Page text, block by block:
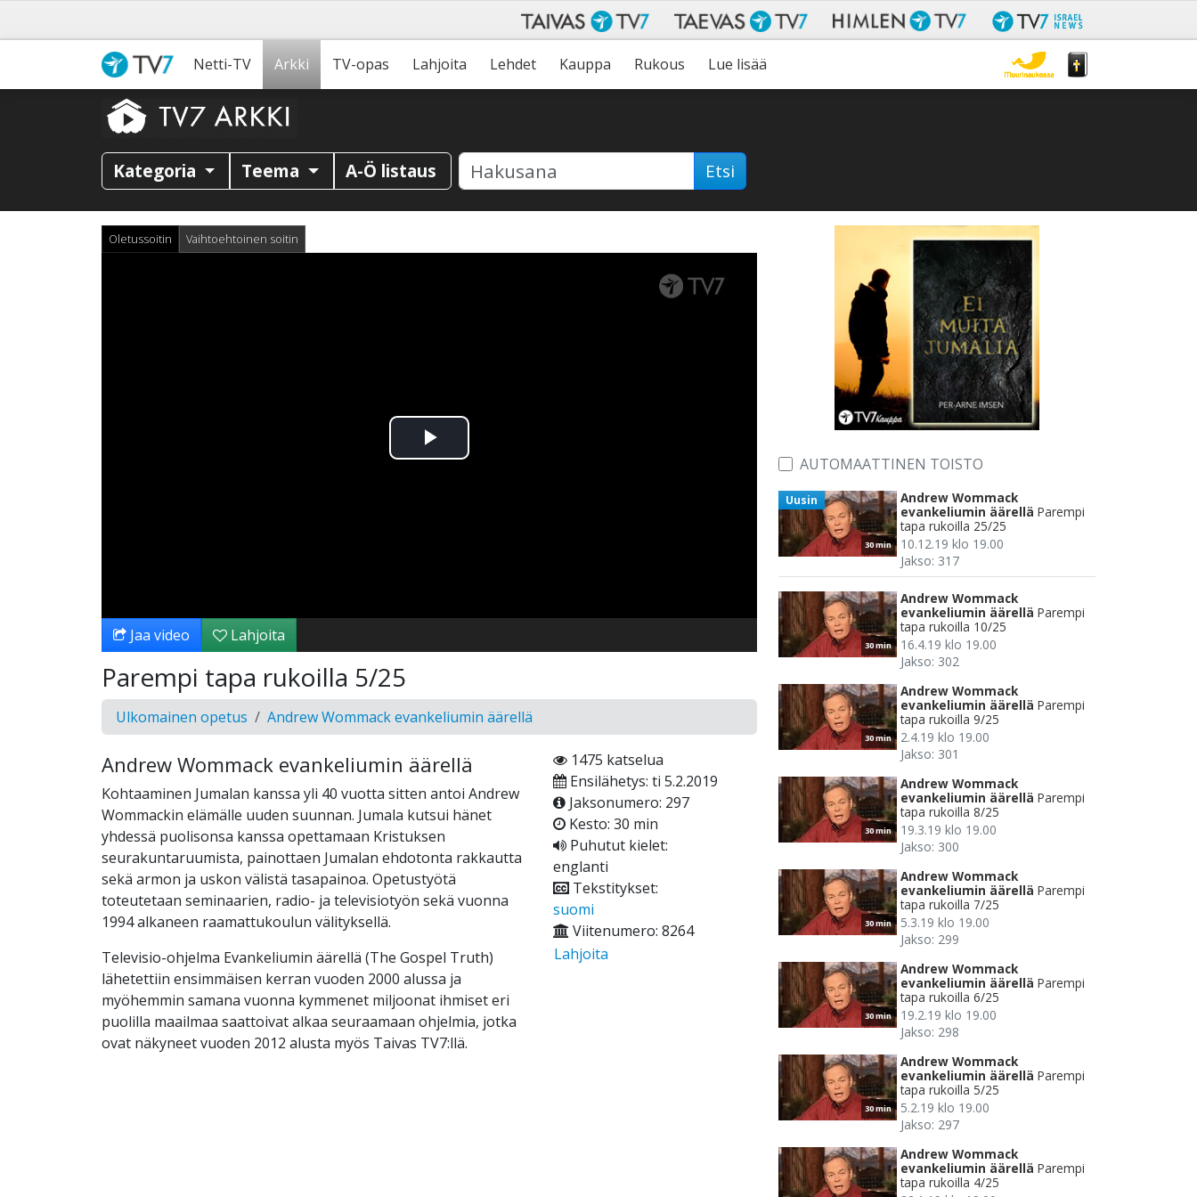
Netti-TV Arkki TV-opas Lahjoita Lehdet Kauppa Rukous Lue lisää
Kategoria Teema A-Ö listaus Etsi
Oletussoitin Vaihtoehtoinen soitin
Toista
Jaa video Lahjoita
Parempi tapa rukoilla 5/25
Ulkomainen opetus Andrew Wommack evankeliumin äärellä
Andrew Wommack evankeliumin äärellä
Kohtaaminen Jumalan kanssa yli 40 vuotta sitten antoi Andrew
Wommackin elämälle uuden suunnan. Jumala kutsui hänet
yhdessä puolisonsa kanssa opettamaan Kristuksen
seurakuntaruumista, painottaen Jumalan ehdotonta rakkautta
sekä armon ja uskon välistä tasapainoa. Opetustyötä
toteutetaan seminaarien, radio- ja televisiotyön sekä vuonna
1994 alkaneen raamattukoulun välityksellä.
Televisio-ohjelma Evankeliumin äärellä (The Gospel Truth)
lähetettiin ensimmäisen kerran vuoden 2000 alussa ja
myöhemmin samana vuonna kymmenet miljoonat ihmiset eri
puolilla maailmaa saattoivat alkaa seuraamaan ohjelmia, jotka
ovat näkyneet vuoden 2012 alusta myös Taivas TV7:llä.
1475 katselua
Ensilähetys: ti 5.2.2019
Jaksonumero: 297
Kesto: 30 min
Puhutut kielet:
englanti
Tekstitykset:
suomi
Viitenumero: 8264
Lahjoita
AUTOMAATTINEN TOISTO
30 min
Uusin
Andrew Wommack
evankeliumin äärellä Parempi
tapa rukoilla 25/25
10.12.19 klo 19.00
Jakso: 317
30 min
Andrew Wommack
evankeliumin äärellä Parempi
tapa rukoilla 10/25
16.4.19 klo 19.00
Jakso: 302
30 min
Andrew Wommack
evankeliumin äärellä Parempi
tapa rukoilla 9/25
2.4.19 klo 19.00
Jakso: 301
30 min
Andrew Wommack
evankeliumin äärellä Parempi
tapa rukoilla 8/25
19.3.19 klo 19.00
Jakso: 300
30 min
Andrew Wommack
evankeliumin äärellä Parempi
tapa rukoilla 7/25
5.3.19 klo 19.00
Jakso: 299
30 min
Andrew Wommack
evankeliumin äärellä Parempi
tapa rukoilla 6/25
19.2.19 klo 19.00
Jakso: 298
30 min
Andrew Wommack
evankeliumin äärellä Parempi
tapa rukoilla 5/25
5.2.19 klo 19.00
Jakso: 297
Andrew Wommack
evankeliumin äärellä Parempi
tapa rukoilla 4/25